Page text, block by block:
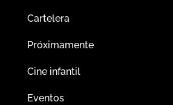
Cartelera
Próximamente
Cine infantil
Eventos